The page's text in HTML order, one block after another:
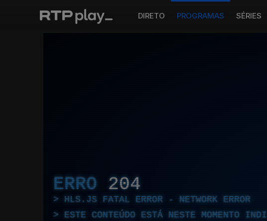
DIRETO PROGRAMAS SÉRIES
ERRO 204
HLS.JS FATAL ERROR - NETWORK ERROR
ESTE CONTEÚDO ESTÁ NESTE MOMENTO